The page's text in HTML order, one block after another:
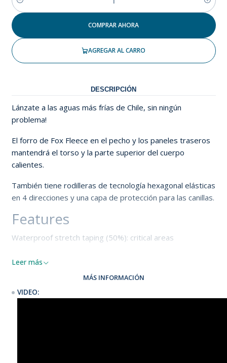
Cantidad
AGREGAR AL CARRO
COMPRAR AHORA
DESCRIPCIÓN
Lánzate a las aguas más frías de Chile, sin ningún
problema!
El forro de Fox Fleece en el pecho y los paneles traseros
mantendrá el torso y la parte superior del cuerpo
calientes.
También tiene rodilleras de tecnología hexagonal elásticas
en 4 direcciones y una capa de protección para las canillas.
Features
Waterproof stretch taping (50%): critical areas
GBS (Glued Blind Stitch)
Aquabarrier
Leer más
MÁS INFORMACIÓN
VIDEO: